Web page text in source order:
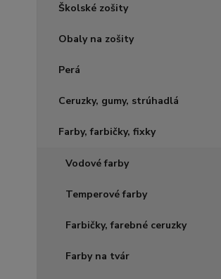
Školské zošity
Obaly na zošity
Perá
Ceruzky, gumy, strúhadlá
Farby, farbičky, fixky
Vodové farby
Temperové farby
Farbičky, farebné ceruzky
Farby na tvár